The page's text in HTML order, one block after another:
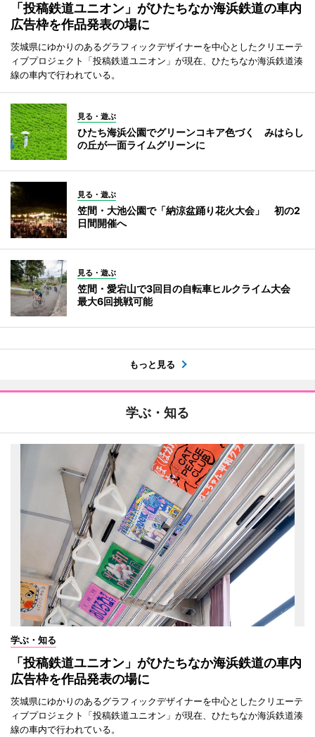
「投稿鉄道ユニオン」がひたちなか海浜鉄道の車内
広告枠を作品発表の場に
茨城県にゆかりのあるグラフィックデザイナーを中心としたクリエーテ
ィブプロジェクト「投稿鉄道ユニオン」が現在、ひたちなか海浜鉄道湊
線の車内で行われている。
見る・遊ぶ
ひたち海浜公園でグリーンコキア色づく みはらし
の丘が一面ライムグリーンに
見る・遊ぶ
笠間・大池公園で「納涼盆踊り花火大会」 初の2
日間開催へ
見る・遊ぶ
笠間・愛宕山で3回目の自転車ヒルクライム大会
最大6回挑戦可能
もっと見る
学ぶ・知る
学ぶ・知る
「投稿鉄道ユニオン」がひたちなか海浜鉄道の車内
広告枠を作品発表の場に
茨城県にゆかりのあるグラフィックデザイナーを中心としたクリエーテ
ィブプロジェクト「投稿鉄道ユニオン」が現在、ひたちなか海浜鉄道湊
線の車内で行われている。